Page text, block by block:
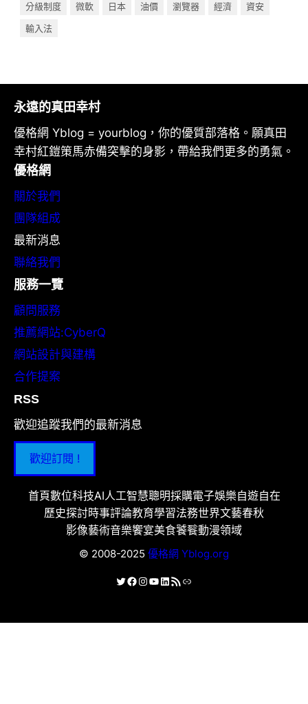
分級制度
微軟 日本 油價 瀏覽器 經濟
資安
輸入法
永遠的真田幸村
優格網 Yblog = yourblog，你的優質部落格。願真田
幸村紅鎧策馬赤備突擊的身影，帶給我們更多的勇氣。
優格網
關於我們
團隊組成
最新消息
聯絡我們
服務一覽
顧問服務
推薦網站:CyberQ
網站設計與建構
合作提案
RSS
歡迎追蹤我們的最新消息
歡迎訂閱 !
首頁數位科技AI人工智慧聰明採購電子娛樂自遊自在
歷史探討時事評論教育學習法務世界文藝春秋
影像藝術音樂饗宴美食饕餮動漫領域
© 2008-2025 優格網 Yblog.org
X Facebook
Instagram
YouTube
LinkedIn
RSS 資訊提供連結